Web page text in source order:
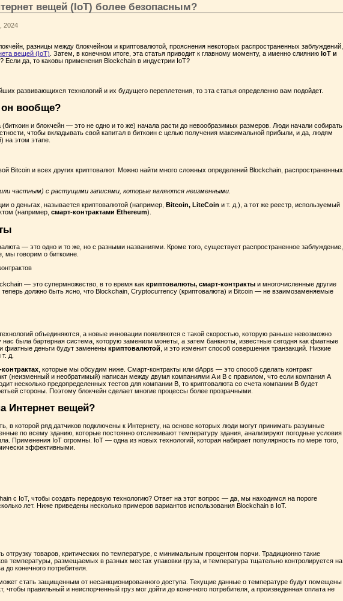
вещей (IoT) более безопасным?
2024
, разницы между блокчейном и криптовалютой, прояснения некоторых распространенных заблуждений,
вещей (IoT) . Затем, в конечном итоге, эта статья приводит к главному моменту, а именно слиянию IoT и
Если да, то каковы применения Blockchain в индустрии IoT?
развивающихся технологий и их будущего переплетения, то эта статья определенно вам подойдет.
он вообще?
(биткоин и блокчейн — это не одно и то же) начала расти до невообразимых размеров. Люди начали собирать
чтобы вкладывать свой капитал в биткоин с целью получения максимальной прибыли, и да, людям
на этом этапе.
Bitcoin и всех других криптовалют. Можно найти много сложных определений Blockchain, распространенных
частным) с растущими записями, которые являются неизменными.
о деньгах, называется криптовалютой (например, Bitcoin, LiteCoin и т. д.), а тот же реестр, используемый
(например, смарт-контрактами Ethereum).
— это одно и то же, но с разными названиями. Кроме того, существует распространенное заблуждение,
мы говорим о биткоине.
— это супермножество, в то время как криптовалюты, смарт-контракты и многочисленные другие
должно быть ясно, что Blockchain, Cryptocurrency (криптовалюта) и Bitcoin — не взаимозаменяемые
объединяются, а новые инновации появляются с такой скоростью, которую раньше невозможно
нас была бартерная система, которую заменили монеты, а затем банкноты, известные сегодня как фиатные
фиатные деньги будут заменены криптовалютой , и это изменит способ совершения транзакций. Низкие
д.
, которые мы обсудим ниже. Смарт-контракты или dApps — это способ сделать контракт
(неизменный и необратимый) написан между двумя компаниями A и B с правилом, что если компания A
несколько предопределенных тестов для компании B, то криптовалюта со счета компании B будет
стороны. Поэтому блокчейн сделает многие процессы более прозрачными.
Интернет вещей?
в которой ряд датчиков подключены к Интернету, на основе которых люди могут принимать разумные
по всему зданию, которые постоянно отслеживают температуру здания, анализируют погодные условия
Применения IoT огромны. IoT — одна из новых технологий, которая набирает популярность по мере того,
эффективными.
с IoT, чтобы создать передовую технологию? Ответ на этот вопрос — да, мы находимся на пороге
лет. Ниже приведены несколько примеров вариантов использования Blockchain в IoT.
отгрузку товаров, критических по температуре, с минимальным процентом порчи. Традиционно такие
температуры, размещаемых в разных местах упаковки груза, и температура тщательно контролируется на
до конечного потребителя.
стать защищенным от несанкционированного доступа. Текущие данные о температуре будут помещены
чтобы правильный и неиспорченный груз мог дойти до конечного потребителя, а произведенная оплата не